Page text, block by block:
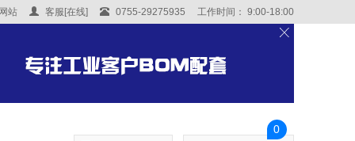
站 客服[在线] 0755-29275935 工作时间： 9:00-18:00
0